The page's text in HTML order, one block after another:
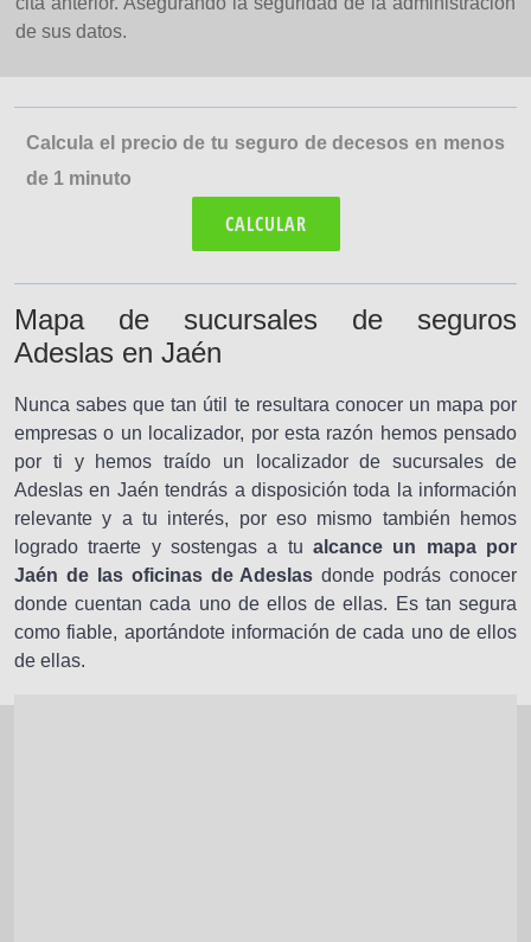
de sus datos.
Calcula el precio de tu seguro de decesos en menos
de 1 minuto
CALCULAR
Mapa de sucursales de seguros
Adeslas en Jaén
Nunca sabes que tan útil te resultara conocer un mapa por
empresas o un localizador, por esta razón hemos pensado
por ti y hemos traído un localizador de sucursales de
Adeslas en Jaén tendrás a disposición toda la información
relevante y a tu interés, por eso mismo también hemos
logrado traerte y sostengas a tu alcance un mapa por
Jaén de las oficinas de Adeslas donde podrás conocer
donde cuentan cada uno de ellos de ellas. Es tan segura
como fiable, aportándote información de cada uno de ellos
de ellas.